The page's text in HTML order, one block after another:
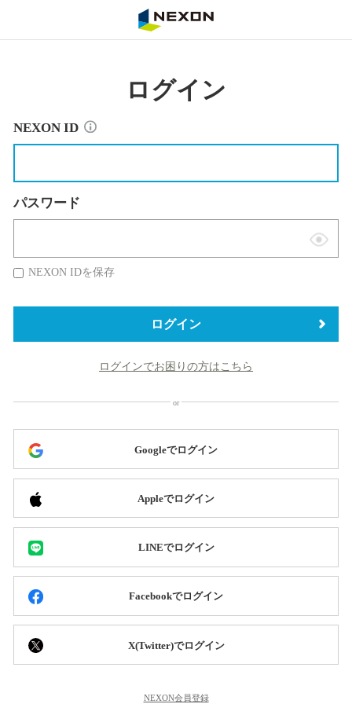
ログイン
NEXON ID
パスワード
表
替
NEXON IDを保存
ログイン
ログインでお困りの方はこちら
Googleでログイン
Appleでログイン
LINEでログイン
Facebookでログイン
X(Twitter)でログイン
NEXON会員登録